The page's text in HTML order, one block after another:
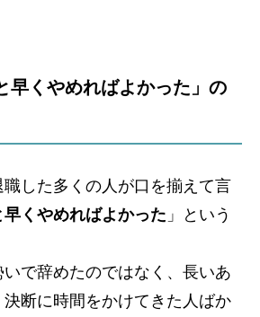
早くやめればよかった」の
した多くの人が口を揃えて言
早くやめればよかった 」という
で辞めたのではなく、長いあ
断に時間をかけてきた人ばか